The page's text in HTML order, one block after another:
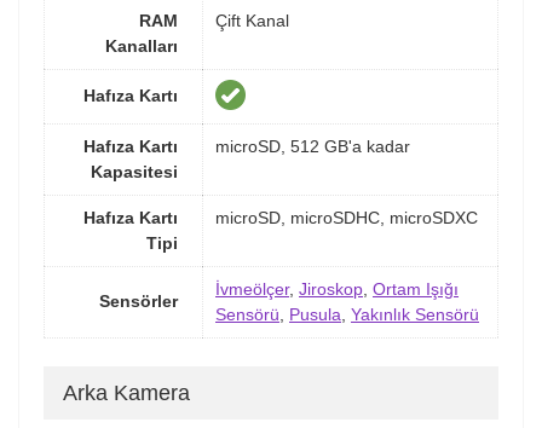
RAM
Kanalları
Çift Kanal
Hafıza Kartı
Hafıza Kartı
Kapasitesi
microSD, 512 GB'a kadar
Hafıza Kartı
Tipi
microSD, microSDHC, microSDXC
Sensörler
İvmeölçer, Jiroskop Ortam Işığı
Sensörü
Pusula Yakınlık Sensörü
Arka Kamera